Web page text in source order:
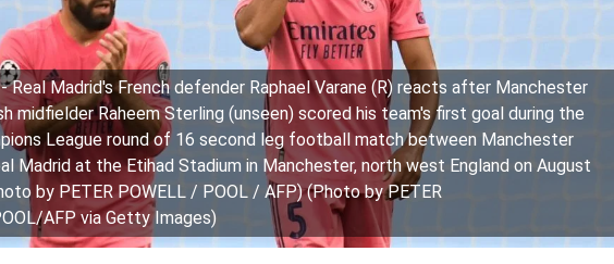
Real Madrid's French defender Raphael Varane (R) reacts after Manchester
midfielder Raheem Sterling (unseen) scored his team's first goal during the
League round of 16 second leg football match between Manchester
Madrid at the Etihad Stadium in Manchester, north west England on August
by PETER POWELL / POOL / AFP) (Photo by PETER
AFP via Getty Images)